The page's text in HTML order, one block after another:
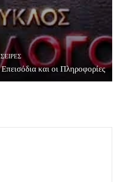
ΣΕΙΡΈΣ
και οι Πληροφορίες